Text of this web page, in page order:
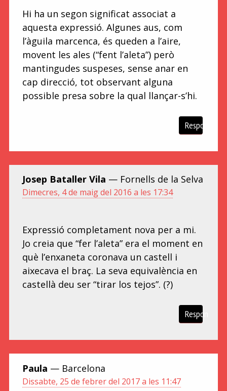
Hi ha un segon significat associat a
aquesta expressió. Algunes aus, com
l’àguila marcenca, és queden a l’aire,
movent les ales (“fent l’aleta”) però
mantingudes suspeses, sense anar en
cap direcció, tot observant alguna
possible presa sobre la qual llançar-s’hi.
Respon
Josep Bataller Vila — Fornells de la Selva
Dimecres, 4 de maig del 2016 a les 17:34
Expressió completament nova per a mi.
Jo creia que “fer l’aleta” era el moment en
què l’enxaneta coronava un castell i
aixecava el braç. La seva equivalència en
castellà deu ser “tirar los tejos”. (?)
Respon
Paula — Barcelona
Dissabte, 25 de febrer del 2017 a les 11:47